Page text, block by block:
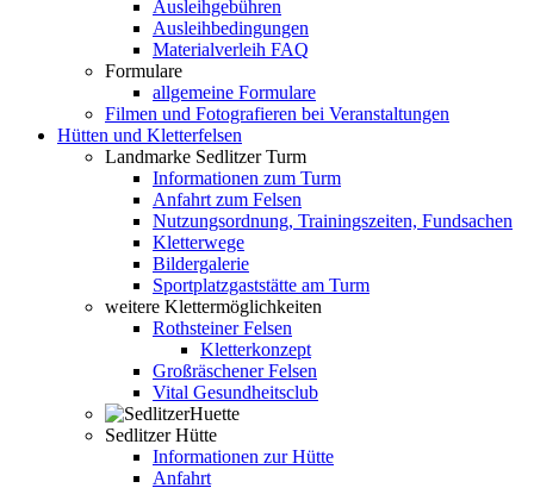
Ausleihgebühren
Ausleihbedingungen
Materialverleih FAQ
Formulare
allgemeine Formulare
Filmen und Fotografieren bei Veranstaltungen
Hütten und Kletterfelsen
Landmarke Sedlitzer Turm
Informationen zum Turm
Anfahrt zum Felsen
Nutzungsordnung, Trainingszeiten, Fundsachen
Kletterwege
Bildergalerie
Sportplatzgaststätte am Turm
weitere Klettermöglichkeiten
Rothsteiner Felsen
Kletterkonzept
Großräschener Felsen
Vital Gesundheitsclub
Sedlitzer Hütte
Informationen zur Hütte
Anfahrt